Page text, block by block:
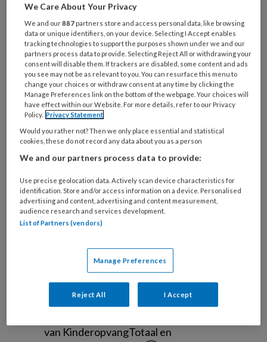
Wat
is
je
e-
mailadres?
* *
Kies
je
wachtwoord* *
Kies
je
functie *
Bij
organisatie
werk
je?
Untitled
Ontvang 2x per week de
KinderopvangTotaal nieuwsbrief
Management Kinderopvang
Weekoverzicht
van KinderopvangTotaal en
We Care About Your Privacy
We and our887 partners store and access personal data, like browsing
data or unique identifiers, on your device. Selecting I Accept enables
tracking technologies to support the purposes shown under we and our
partners process data to provide. Selecting Reject All or withdrawing your
consent will disable them. If trackers are disabled, some content and ads
you see may not be as relevant to you. You can resurface this menu to
change your choices or withdraw consent at any time by clicking the
Manage Preferences link on the bottom of the webpage. Your choices will
have effect within our Website. For more details, refer to our Privacy
Policy. Privacy Statement
Would you rather not? Then we only place essential and statistical
cookies, these do not record any data about you as a person
We and our partners process data to provide:
Use precise geolocation data. Actively scan device characteristics for
identification. Store and/or access information on a device. Personalised
advertising and content, advertising and content measurement,
audience research and services development.
List of Partners (vendors)
Manage Preferences
Reject All I Accept